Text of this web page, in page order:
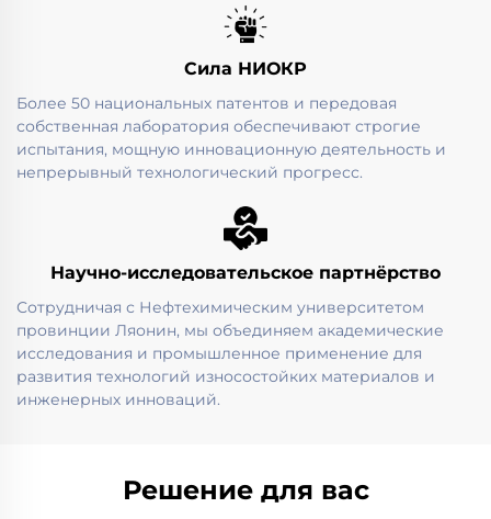
Сила НИОКР
Более 50 национальных патентов и передовая
собственная лаборатория обеспечивают строгие
испытания, мощную инновационную деятельность и
непрерывный технологический прогресс.
Научно-исследовательское партнёрство
Сотрудничая с Нефтехимическим университетом
провинции Ляонин, мы объединяем академические
исследования и промышленное применение для
развития технологий износостойких материалов и
инженерных инноваций.
Решение для вас